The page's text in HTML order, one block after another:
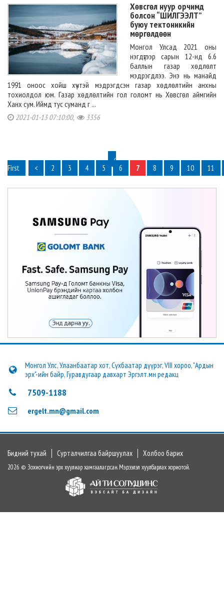
Хөвсгөл нуур орчимд
болсон “ШИЛГЭЭЛТ”
буюу тектоникийн
мөргөлдөөн
Монгол Улсад 2021 оны
нэгдүгээр сарын 12-нд 6.6
баллын газар хөдлөлт
мэдрэгдлээ. Энэ нь манайд
1991 оноос хойш хүчтэй мэдрэгдсэн газар хөдлөлтийн анхны
тохиолдол юм. Газар хөдлөлтийн гол голомт нь Хөвсгөл аймгийн
Ханх сум. Иймд тус суманд г ...
2021-01-13 07:10:00, 3356
‹
First
< 2 3 4 5 6 7 8 9 10 11
Монгол Улс, Улаанбаатар хот, Сүхбаатар дүүрэг, VIII хороо, "Ардын
эрх"-ийн байр, Гуравдугаар давхарт Эргэлт.мн редакц
7509-1188
ergelt.mn@gmail.com
Бидний тухай Сурталчилгаа байршуулах Холбоо барих
2026 © Зохиогчийн эрх хуулиар хамгаалагдсан. Мэдээлэл хуулбарлах хориотой.